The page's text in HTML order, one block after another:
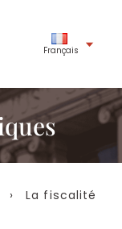
Français
› La fiscalité